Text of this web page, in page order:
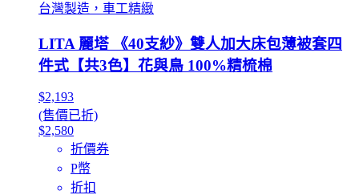
台灣製造，車工精緻
LITA 麗塔 《40支紗》雙人加大床包薄被套四
件式【共3色】花與鳥 100%精梳棉
$2,193
(售價已折)
$2,580
折價券
P幣
折扣